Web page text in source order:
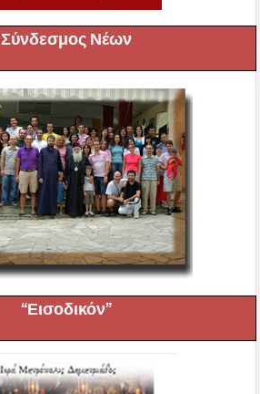
Σύνδεσμος Νέων
“Εισοδικόν”